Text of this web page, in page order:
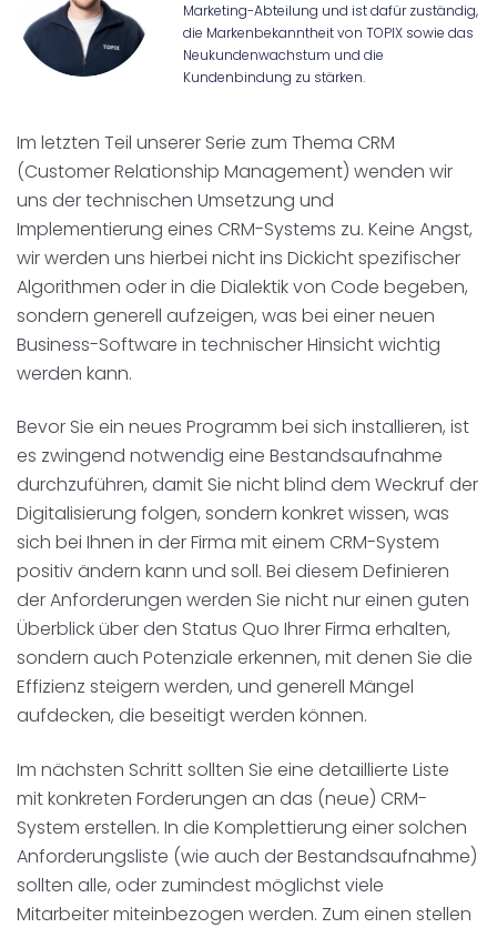
Marketing-Abteilung und ist dafür zuständig,
die Markenbekanntheit von TOPIX sowie das
Neukundenwachstum und die
Kundenbindung zu stärken.
Im letzten Teil unserer Serie zum Thema CRM
(Customer Relationship Management) wenden wir
uns der technischen Umsetzung und
Implementierung eines CRM-Systems zu. Keine Angst,
wir werden uns hierbei nicht ins Dickicht spezifischer
Algorithmen oder in die Dialektik von Code begeben,
sondern generell aufzeigen, was bei einer neuen
Business-Software in technischer Hinsicht wichtig
werden kann.
Bevor Sie ein neues Programm bei sich installieren, ist
es zwingend notwendig eine Bestandsaufnahme
durchzuführen, damit Sie nicht blind dem Weckruf der
Digitalisierung folgen, sondern konkret wissen, was
sich bei Ihnen in der Firma mit einem CRM-System
positiv ändern kann und soll. Bei diesem Definieren
der Anforderungen werden Sie nicht nur einen guten
Überblick über den Status Quo Ihrer Firma erhalten,
sondern auch Potenziale erkennen, mit denen Sie die
Effizienz steigern werden, und generell Mängel
aufdecken, die beseitigt werden können.
Im nächsten Schritt sollten Sie eine detaillierte Liste
mit konkreten Forderungen an das (neue) CRM-
System erstellen. In die Komplettierung einer solchen
Anforderungsliste (wie auch der Bestandsaufnahme)
sollten alle, oder zumindest möglichst viele
Mitarbeiter miteinbezogen werden. Zum einen stellen